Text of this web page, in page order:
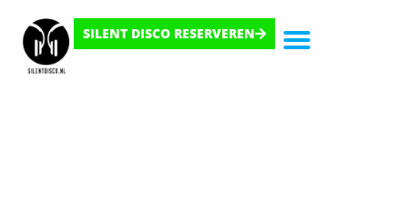
SILENT DISCO RESERVEREN